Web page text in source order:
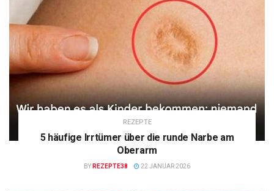
REZEPTE
5 häufige Irrtümer über die runde Narbe am
Oberarm
BY REZEPTE38 22 JANUAR 2026